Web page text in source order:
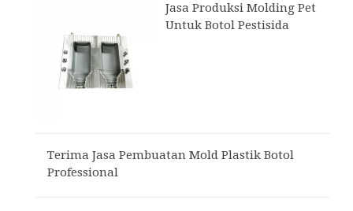
Jasa Produksi Molding Pet
Untuk Botol Pestisida
Terima Jasa Pembuatan Mold Plastik Botol
Professional